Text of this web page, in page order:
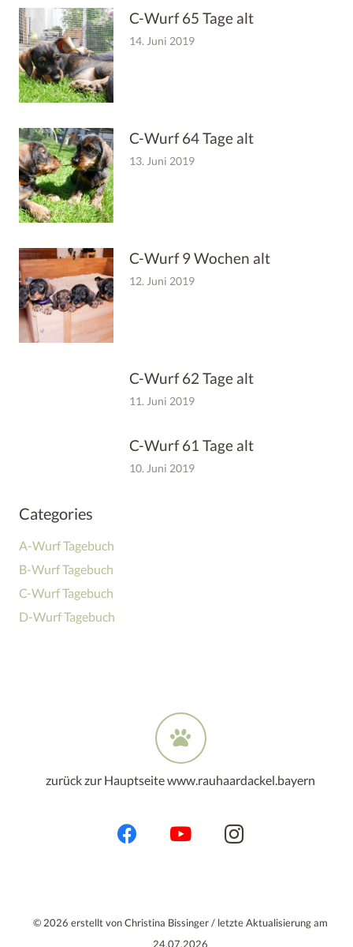
C-Wurf 65 Tage alt
14. Juni 2019
C-Wurf 64 Tage alt
13. Juni 2019
C-Wurf 9 Wochen alt
12. Juni 2019
C-Wurf 62 Tage alt
11. Juni 2019
C-Wurf 61 Tage alt
10. Juni 2019
Categories
A-Wurf Tagebuch
B-Wurf Tagebuch
C-Wurf Tagebuch
D-Wurf Tagebuch
zurück zur Hauptseite www.rauhaardackel.bayern
© 2026 erstellt von Christina Bissinger / letzte Aktualisierung am
24.07.2026